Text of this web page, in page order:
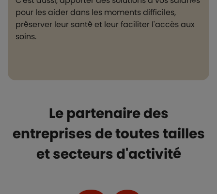
pour les aider dans les moments difficiles,
préserver leur santé et leur faciliter l'accès aux
soins.
Le partenaire des
entreprises de toutes tailles
et secteurs d'activité